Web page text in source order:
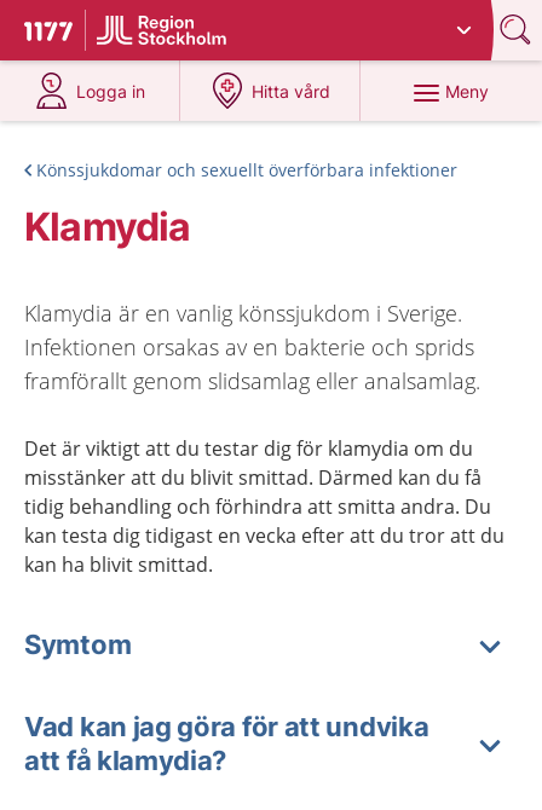
Till startsidan för 1177
Du har valt region
Logga in
på 1177.se
Hitta vård
på 1177.se
Meny
Könssjukdomar och sexuellt överförbara infektioner
Klamydia
Klamydia är en vanlig könssjukdom i Sverige.
Infektionen orsakas av en bakterie och sprids
framförallt genom slidsamlag eller analsamlag.
Det är viktigt att du testar dig för klamydia om du
misstänker att du blivit smittad. Därmed kan du få
tidig behandling och förhindra att smitta andra. Du
kan testa dig tidigast en vecka efter att du tror att du
kan ha blivit smittad.
Symtom
Vad kan jag göra för att undvika
att få klamydia?